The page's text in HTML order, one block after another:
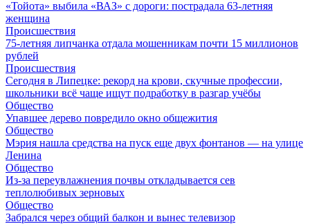
«Тойота» выбила «ВАЗ» с дороги: пострадала 63-летняя
женщина
Происшествия
75-летняя липчанка отдала мошенникам почти 15 миллионов
рублей
Происшествия
Сегодня в Липецке: рекорд на крови, скучные профессии,
школьники всё чаще ищут подработку в разгар учёбы
Общество
Упавшее дерево повредило окно общежития
Общество
Мэрия нашла средства на пуск еще двух фонтанов — на улице
Ленина
Общество
Из-за переувлажнения почвы откладывается сев
теплолюбивых зерновых
Общество
Забрался через общий балкон и вынес телевизор